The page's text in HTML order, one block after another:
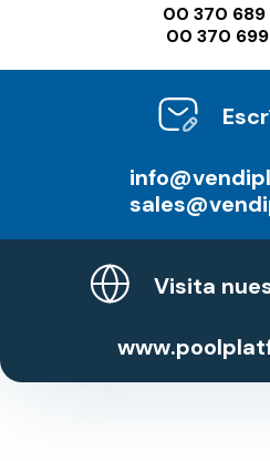
00 370
00 370
Visita